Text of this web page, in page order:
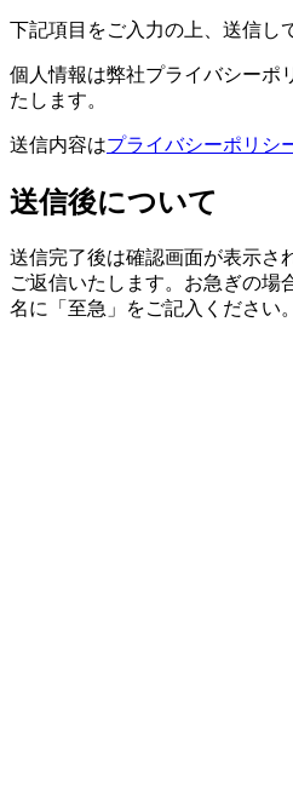
下記項目をご入力の上、送信し
個人情報は弊社プライバシーポ
たします。
送信内容はプライバシーポリシ
送信後に​ついて
送信完了後は確認画面が表示さ
ご返信いたします。お急ぎの場
名に「至急」をご記入ください。